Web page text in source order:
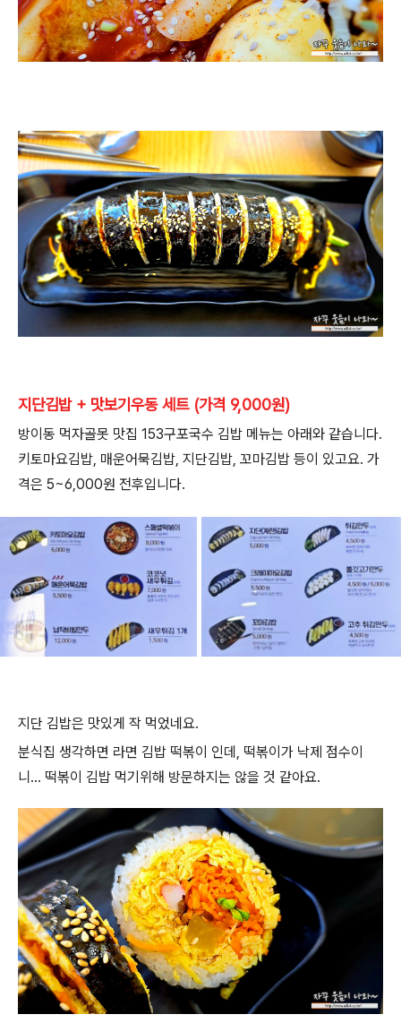
지단김밥 + 맛보기우동 세트 (가격 9,000원)
방이동 먹자골못 맛집 153구포국수 김밥 메뉴는 아래와 같습니다.
키토마요김밥, 매운어묵김밥, 지단김밥, 꼬마김밥 등이 있고요. 가
격은 5~6,000원 전후입니다.
지단 김밥은 맛있게 작 먹었네요.
분식집 생각하면 라면 김밥 떡볶이 인데, 떡볶이가 낙제 점수이
니... 떡볶이 김밥 먹기위해 방문하지는 않을 것 같아요.